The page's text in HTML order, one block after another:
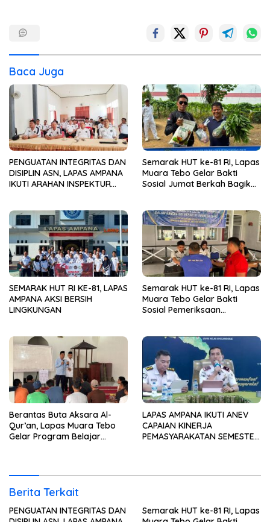
Baca Juga
PENGUATAN INTEGRITAS DAN
DISIPLIN ASN, LAPAS AMPANA
IKUTI ARAHAN INSPEKTUR
Semarak HUT ke-81 RI, Lapas
Muara Tebo Gelar Bakti
Sosial Jumat Berkah Bagikan
SEMARAK HUT RI KE-81, LAPAS
AMPANA AKSI BERSIH
LINGKUNGAN
Semarak HUT ke-81 RI, Lapas
Muara Tebo Gelar Bakti
Sosial Pemeriksaan
Berantas Buta Aksara Al-
Qur’an, Lapas Muara Tebo
Gelar Program Belajar
LAPAS AMPANA IKUTI ANEV
CAPAIAN KINERJA
PEMASYARAKATAN SEMESTER
Berita Terkait
PENGUATAN INTEGRITAS DAN
Semarak HUT ke-81 RI, Lapas